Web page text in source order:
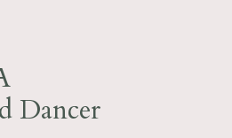
Dancer